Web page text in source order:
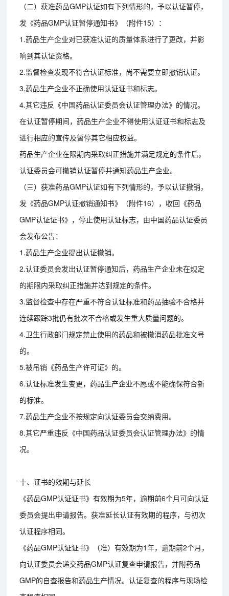
（二）获准药品GMP认证如有下列情形的，予以认证暂停，
发《药品GMP认证暂停通知书》（附件15）：
1.药品生产企业对已获准认证的质量体系进行了更改，并影
响到其认证资格。
2.监督检查发现不符合认证标准，尚不需要立即撤销认证。
3.药品生产企业不正确使用认证证书和标志。
4.其它违反《中国药品认证委员会认证管理办法》的情况。
在认证暂停期间，药品生产企业不得使用认证证书和标志及
进行相应的宣传及暂停其它相应权益。
药品生产企业在限期内采取纠正措施并满足规定的条件后，
认证委员会可撤销认证暂停并通知药品生产企业。
（三）获准药品GMP认证如有下列情形的，予以认证撤销，
发《药品GMP认证撤销通知书》（附件16），收回《药品
GMP认证证书》，停止使用认证标志，由中国药品认证委员
会发布公告：
1.药品生产企业提出认证撤销。
2.认证委员会发出认证暂停通知后，药品生产企业未在规定
的期限内采取纠正措施并达到规定的条件。
3.监督检查中存在严重不符合认证标准和药品抽验不合格并
连续跟踪3批仍有批次不合格或发生重大质量问题的。
4.卫生行政部门规定禁止使用的药品和被撤消药品批准文号
的。
5.被吊销《药品生产许可证》的。
6.认证标准发生变更，药品生产企业不愿或不能确保符合新
的标准。
7.药品生产企业不按规定向认证委员会交纳费用。
8.其它严重违反《中国药品认证委员会认证管理办法》的情
况。
十、证书的效期与延长
《药品GMP认证证书》有效期为5年，逾期前6个月可向认证
委员会提出申请报告。获准延长认证有效期的程序，与初次
认证程序相同。
《药品GMP认证证书》（准）有效期为1年，逾期前2个月，
向认证委员会递交药品GMP认证复查申请报告，并附药品
GMP的自查报告和药品生产情况。认证复查的程序与现场检